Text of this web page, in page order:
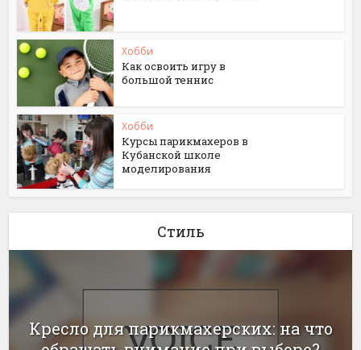
Хобби
Как освоить игру в
большой теннис
Хобби
Курсы парикмахеров в
Кубанской школе
моделирования
Стиль
Кресло для парикмахерских: на что